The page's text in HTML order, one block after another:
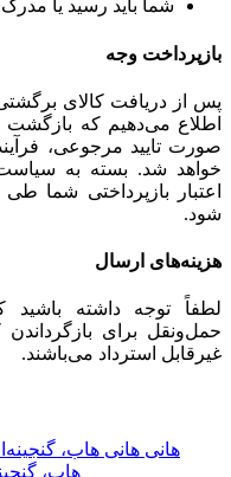
شما باید رسید یا مدرک
بازپرداخت وجه
پس از دریافت کالای
اطلاع می‌دهیم که بازگشت
صورت تایید مرجوعی،
خواهد شد. بسته به
اعتبار بازپرداختی شما
شود.
هزینه‌های ارسال
لطفاً توجه داشته
حمل‌ونقل برای بازگرداندن
غیرقابل استرداد می‌باشند.
هانی
هاب،